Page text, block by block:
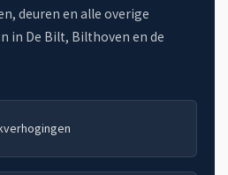
deuren en alle overige
in De Bilt, Bilthoven en de